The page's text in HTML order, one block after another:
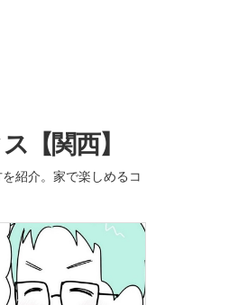
【関西】
紹介。家で楽しめるコ